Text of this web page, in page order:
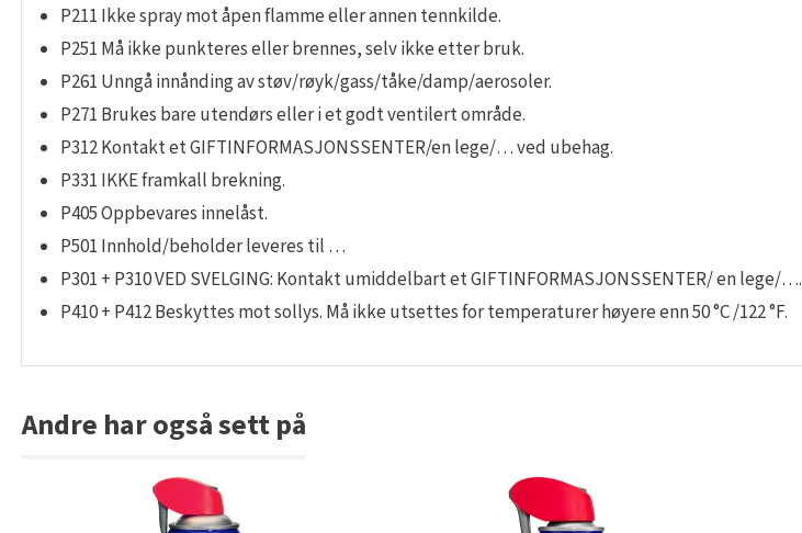
P211 Ikke spray mot åpen flamme eller annen tennkilde.
P251 Må ikke punkteres eller brennes, selv ikke etter bruk.
P261 Unngå innånding av støv/røyk/gass/tåke/damp/aerosoler.
P271 Brukes bare utendørs eller i et godt ventilert område.
P312 Kontakt et GIFTINFORMASJONSSENTER/en lege/… ved ubehag.
P331 IKKE framkall brekning.
P405 Oppbevares innelåst.
P501 Innhold/beholder leveres til …
P301 + P310 VED SVELGING: Kontakt umiddelbart et GIFTINFORMASJONSSENTER/ en lege/….
P410 + P412 Beskyttes mot sollys. Må ikke utsettes for temperaturer høyere enn 50 °C /122 °F.
Andre har også sett på